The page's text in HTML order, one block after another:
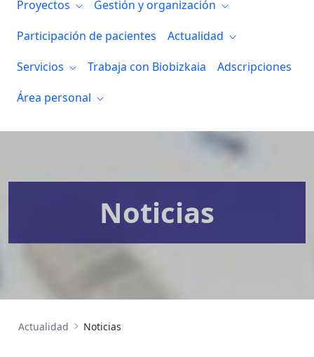
Proyectos
Gestión y organización
Participación de pacientes
Actualidad
Servicios
Trabaja con Biobizkaia
Adscripciones
Área personal
Noticias
Actualidad Noticias